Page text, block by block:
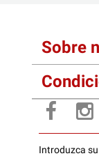
Sobre
Introduzca